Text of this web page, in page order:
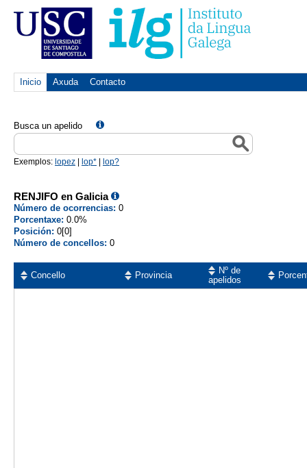
Inicio Axuda Contacto
Busca un apelido
Exemplos: lopez lop* lop?
RENJIFO en Galicia
Número de ocorrencias: 0
Porcentaxe: 0.0%
Posición: 0[0]
Número de concellos: 0
Concello Provincia
Nº de
apelidos